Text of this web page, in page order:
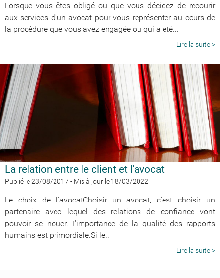
Lorsque vous êtes obligé ou que vous décidez de recourir
aux services d'un avocat pour vous représenter au cours de
la procédure que vous avez engagée ou qui a été...
Lire la suite >
La relation entre le client et l'avocat
Publié le 23/08/2017 - Mis à jour le 18/03/2022
Le choix de l'avocatChoisir un avocat, c'est choisir un
partenaire avec lequel des relations de confiance vont
pouvoir se nouer. L'importance de la qualité des rapports
humains est primordiale.Si le...
Lire la suite >